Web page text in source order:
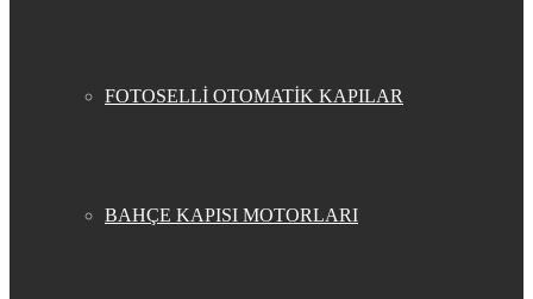
FOTOSELLİ OTOMATİK KAPILAR
BAHÇE KAPISI MOTORLARI